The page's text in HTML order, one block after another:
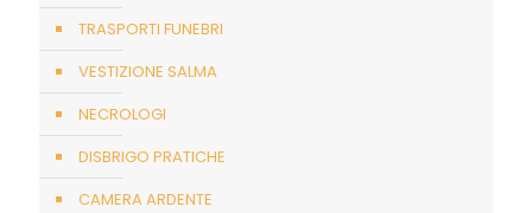
TRASPORTI FUNEBRI
VESTIZIONE SALMA
NECROLOGI
DISBRIGO PRATICHE
CAMERA ARDENTE